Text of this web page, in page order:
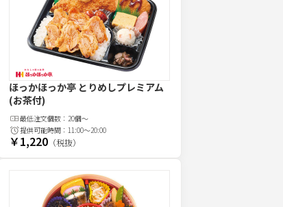
ほっかほっか亭 とりめしプレミアム
(お茶付)
最低注文個数： 20個～
提供可能時間： 11:00～20:00
￥1,220（税抜）